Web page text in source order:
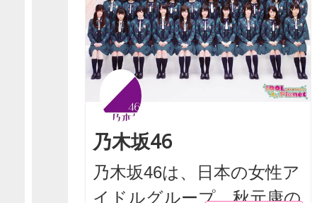
乃木坂46
乃木坂46は、日本の女性ア
イドルグループ。秋元康の